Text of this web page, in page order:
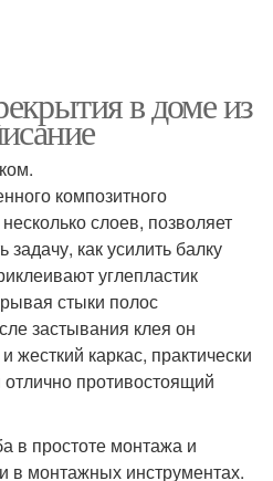
в доме из
композитного
слоев, позволяет
как усилить балку
углепластик
стыки полос
застывания клея он
каркас, практически
противостоящий
в простоте монтажа и
в монтажных инструментах.